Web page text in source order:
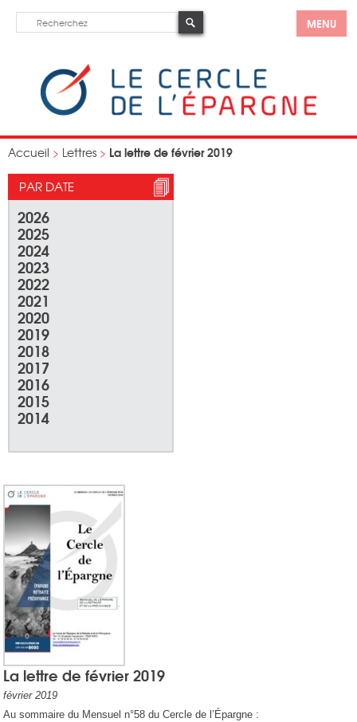
MENU
Accueil > Lettres > La lettre de février 2019
PAR DATE
2026
2025
2024
2023
2022
2021
2020
2019
2018
2017
2016
2015
2014
La lettre de février 2019
février 2019
Au sommaire du Mensuel n°58 du Cercle de l’Épargne :